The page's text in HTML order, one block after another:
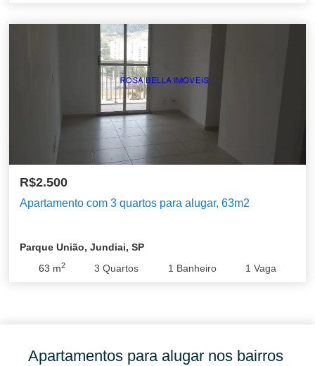
R$2.500
Apartamento com 3 quartos para alugar, 63m2
Parque União, Jundiai, SP
63 m2 3 Quartos 1 Banheiro 1 Vaga
Apartamentos para alugar nos bairros